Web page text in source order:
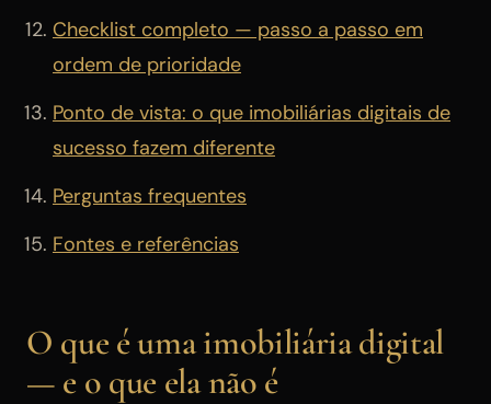
Checklist completo — passo a passo em
ordem de prioridade
Ponto de vista: o que imobiliárias digitais de
sucesso fazem diferente
Perguntas frequentes
Fontes e referências
O que é uma imobiliária digital
— e o que ela não é